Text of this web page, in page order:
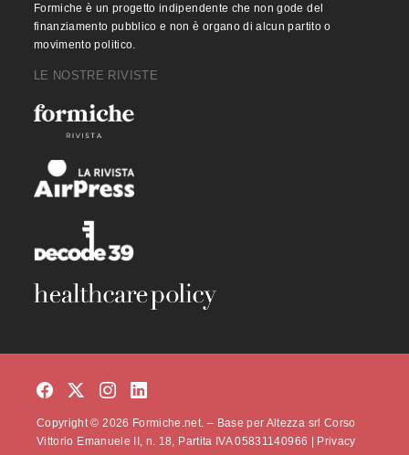
Formiche è un progetto indipendente che non gode del
finanziamento pubblico e non è organo di alcun partito o
movimento politico.
LE NOSTRE RIVISTE
Copyright © 2026 Formiche.net. – Base per Altezza srl Corso
Vittorio Emanuele II, n. 18, Partita IVA 05831140966 | Privacy